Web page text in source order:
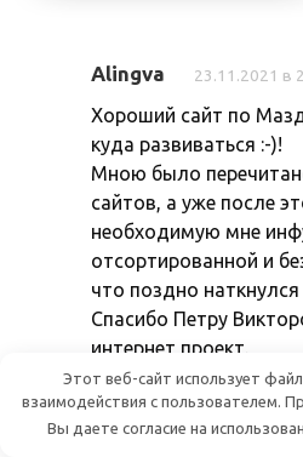
Alingva 23.11.2021 в
Хороший сайт по
куда развиваться :-)!
Мною было
сайтов, а уже после
необходимую мне
отсортированной и
что поздно наткнулся
Спасибо Петру
интернет проект.
Этот веб-сайт использует
взаимодействия с пользователем.
Вы даете согласие на